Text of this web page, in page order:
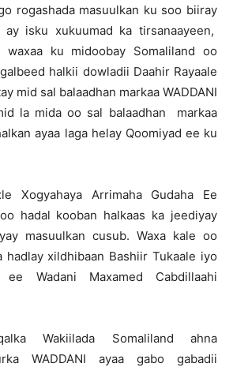
rogashada masuulkan ku soo biiray
isku xukuumad ka tirsanaayeen,
waxaa ku midoobay Somaliland oo
halkii dowladii Daahir Rayaale
mid sal balaadhan markaa WADDANI
la mida oo sal balaadhan markaa
ayaa laga helay Qoomiyad ee ku
Xogyahaya Arrimaha Gudaha Ee
hadal kooban halkaas ka jeediyay
masuulkan cusub. Waxa kale oo
hadlay xildhibaan Bashiir Tukaale iyo
ee Wadani Maxamed Cabdillaahi
Wakiilada Somaliland ahna
WADDANI ayaa gabo gabadii